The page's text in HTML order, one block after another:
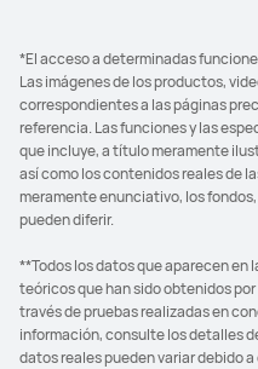
*El acceso a determinadas
Las imágenes de los productos,
correspondientes a las páginas
referencia. Las funciones y las
que incluye, a título meramente
así como los contenidos reales de
meramente enunciativo, los
pueden diferir.
**Todos los datos que aparecen en
teóricos que han sido obtenidos
través de pruebas realizadas en
información, consulte los detalles
datos reales pueden variar debido